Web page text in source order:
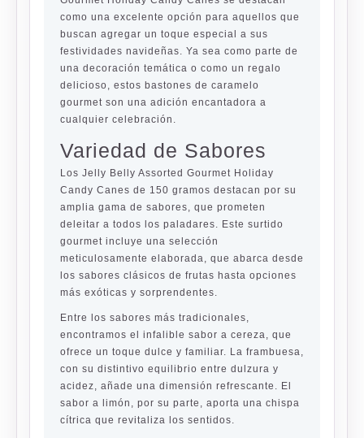
como una excelente opción para aquellos que
buscan agregar un toque especial a sus
festividades navideñas. Ya sea como parte de
una decoración temática o como un regalo
delicioso, estos bastones de caramelo
gourmet son una adición encantadora a
cualquier celebración.
Variedad de Sabores
Los Jelly Belly Assorted Gourmet Holiday
Candy Canes de 150 gramos destacan por su
amplia gama de sabores, que prometen
deleitar a todos los paladares. Este surtido
gourmet incluye una selección
meticulosamente elaborada, que abarca desde
los sabores clásicos de frutas hasta opciones
más exóticas y sorprendentes.
Entre los sabores más tradicionales,
encontramos el infalible sabor a cereza, que
ofrece un toque dulce y familiar. La frambuesa,
con su distintivo equilibrio entre dulzura y
acidez, añade una dimensión refrescante. El
sabor a limón, por su parte, aporta una chispa
cítrica que revitaliza los sentidos.